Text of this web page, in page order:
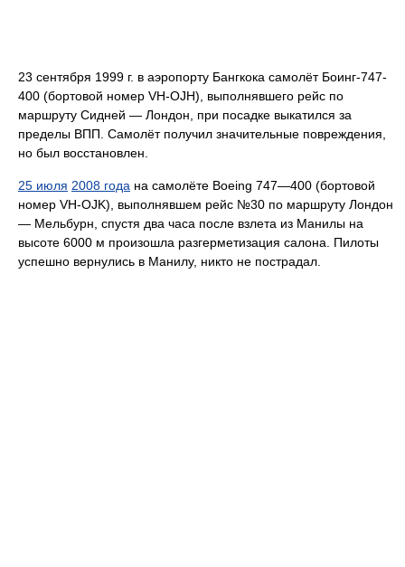
23 сентября 1999 г. в аэропорту Бангкока самолёт Боинг-747-
400 (бортовой номер VH-OJH), выполнявшего рейс по
маршруту Сидней — Лондон, при посадке выкатился за
пределы ВПП. Самолёт получил значительные повреждения,
но был восстановлен.
25 июля 2008 года на самолёте Boeing 747—400 (бортовой
номер VH-OJK), выполнявшем рейс №30 по маршруту Лондон
— Мельбурн, спустя два часа после взлета из Манилы на
высоте 6000 м произошла разгерметизация салона. Пилоты
успешно вернулись в Манилу, никто не пострадал.